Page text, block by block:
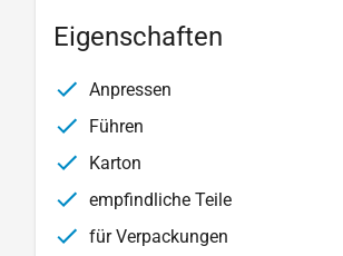
Eigenschaften
Anpressen
Führen
Karton
empfindliche Teile
für Verpackungen